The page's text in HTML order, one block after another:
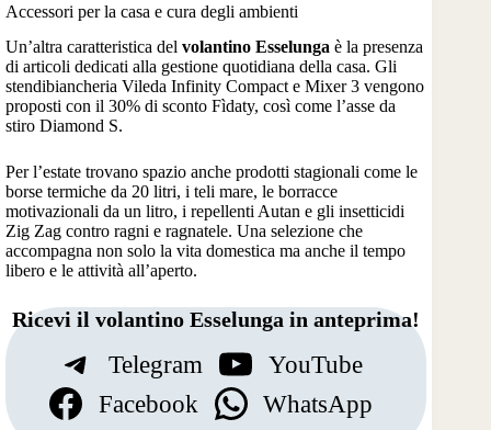
Accessori per la casa e cura degli ambienti
Un’altra caratteristica del volantino Esselunga è la presenza
di articoli dedicati alla gestione quotidiana della casa. Gli
stendibiancheria Vileda Infinity Compact e Mixer 3 vengono
proposti con il 30% di sconto Fìdaty, così come l’asse da
stiro Diamond S.
Per l’estate trovano spazio anche prodotti stagionali come le
borse termiche da 20 litri, i teli mare, le borracce
motivazionali da un litro, i repellenti Autan e gli insetticidi
Zig Zag contro ragni e ragnatele. Una selezione che
accompagna non solo la vita domestica ma anche il tempo
libero e le attività all’aperto.
Ricevi il volantino Esselunga in anteprima!
Telegram
YouTube
Facebook
WhatsApp